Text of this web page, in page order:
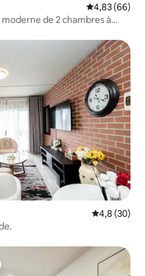
Évaluation
4,83 (66)
de 2 chambres à
Évaluation
4,8 (30)